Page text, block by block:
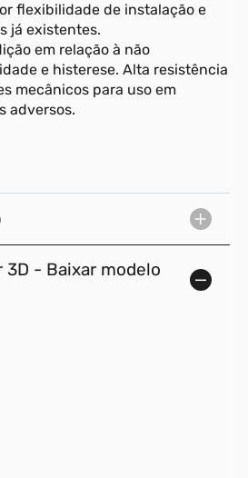
flexibilidade de instalação e
já existentes.
em relação à não
e histerese. Alta resistência
mecânicos para uso em
adversos.
3D - Baixar modelo